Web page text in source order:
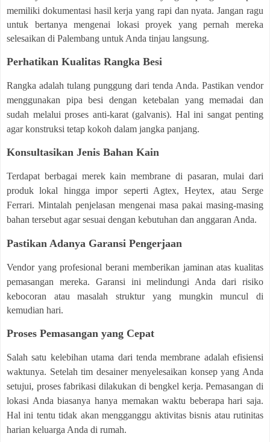
memiliki dokumentasi hasil kerja yang rapi dan nyata. Jangan ragu
untuk bertanya mengenai lokasi proyek yang pernah mereka
selesaikan di Palembang untuk Anda tinjau langsung.
Perhatikan Kualitas Rangka Besi
Rangka adalah tulang punggung dari tenda Anda. Pastikan vendor
menggunakan pipa besi dengan ketebalan yang memadai dan
sudah melalui proses anti-karat (galvanis). Hal ini sangat penting
agar konstruksi tetap kokoh dalam jangka panjang.
Konsultasikan Jenis Bahan Kain
Terdapat berbagai merek kain membrane di pasaran, mulai dari
produk lokal hingga impor seperti Agtex, Heytex, atau Serge
Ferrari. Mintalah penjelasan mengenai masa pakai masing-masing
bahan tersebut agar sesuai dengan kebutuhan dan anggaran Anda.
Pastikan Adanya Garansi Pengerjaan
Vendor yang profesional berani memberikan jaminan atas kualitas
pemasangan mereka. Garansi inimelindungi Anda dari risiko
kebocoran atau masalah struktur yang mungkin muncul di
kemudian hari.
Proses Pemasangan yang Cepat
Salah satu kelebihan utama dari tenda membrane adalah efisiensi
waktunya. Setelah tim desainer menyelesaikan konsep yang Anda
setujui, proses fabrikasi dilakukan di bengkel kerja. Pemasangan di
lokasi Anda biasanya hanya memakan waktu beberapa hari saja.
Hal ini tentu tidak akan mengganggu aktivitas bisnis atau rutinitas
harian keluarga Anda di rumah.